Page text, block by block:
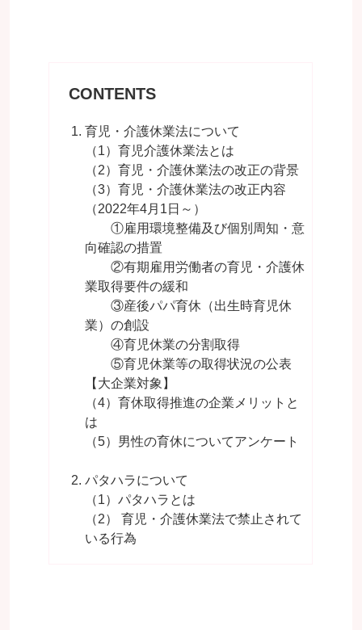
CONTENTS
育児・介護休業法について
（1）育児介護休業法とは
（2）育児・介護休業法の改正の背景
（3）育児・介護休業法の改正内容
（2022年4月1日～）
①雇用環境整備及び個別周知・意
向確認の措置
②有期雇用労働者の育児・介護休
業取得要件の緩和
③産後パパ育休（出生時育児休
業）の創設
④育児休業の分割取得
⑤育児休業等の取得状況の公表
【大企業対象】
（4）育休取得推進の企業メリットと
は
（5）男性の育休についてアンケート
パタハラについて
（1）パタハラとは
（2） 育児・介護休業法で禁止されて
いる行為